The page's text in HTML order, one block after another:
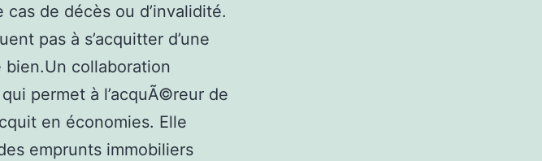
de décès ou d’invalidité.
pas à s’acquitter d’une
collaboration
permet à l’acquÃ©reur de
en économies. Elle
emprunts immobiliers